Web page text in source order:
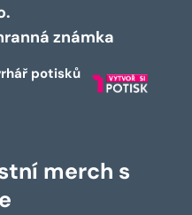
známka
potisků
merch s